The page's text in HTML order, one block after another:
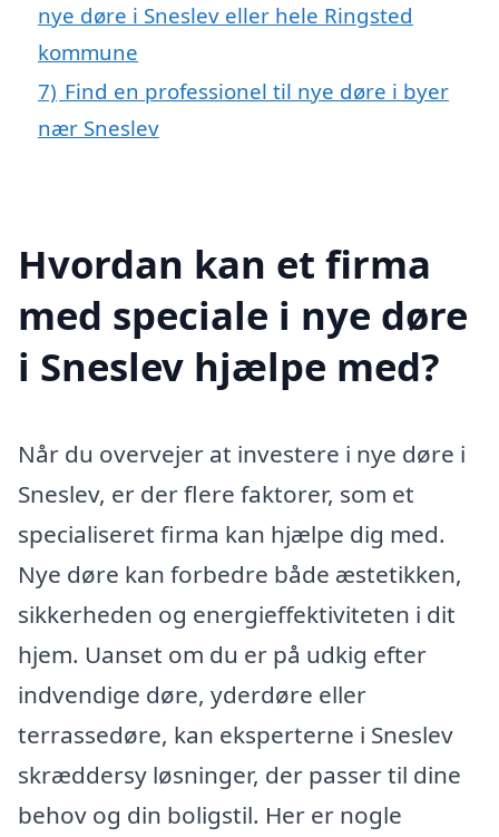
nye døre i Sneslev eller hele Ringsted
kommune
7) Find en professionel til nye døre i byer
nær Sneslev
Hvordan kan et firma
med speciale i nye døre
i Sneslev hjælpe med?
Når du overvejer at investere i nye døre i
Sneslev, er der flere faktorer, som et
specialiseret firma kan hjælpe dig med.
Nye døre kan forbedre både æstetikken,
sikkerheden og energieffektiviteten i dit
hjem. Uanset om du er på udkig efter
indvendige døre, yderdøre eller
terrassedøre, kan eksperterne i Sneslev
skræddersy løsninger, der passer til dine
behov og din boligstil. Her er nogle